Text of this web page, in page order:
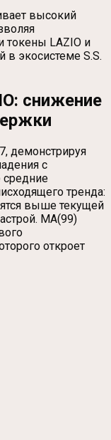
высокий
токены LAZIO и
в экосистеме S.S.
снижение
демонстрируя
с
тренда:
выше текущей
MA(99)
откроет